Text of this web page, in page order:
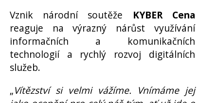
Vznik národní soutěže KYBER Cena
reaguje na výrazný nárůst využívání
informačních a komunikačních
technologií a rychlý rozvoj digitálních
služeb.
„Vítězství si velmi vážíme. Vnímáme jej